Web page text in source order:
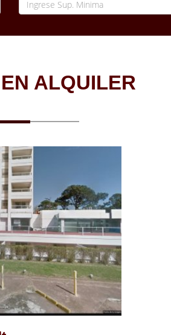
ALQUILER